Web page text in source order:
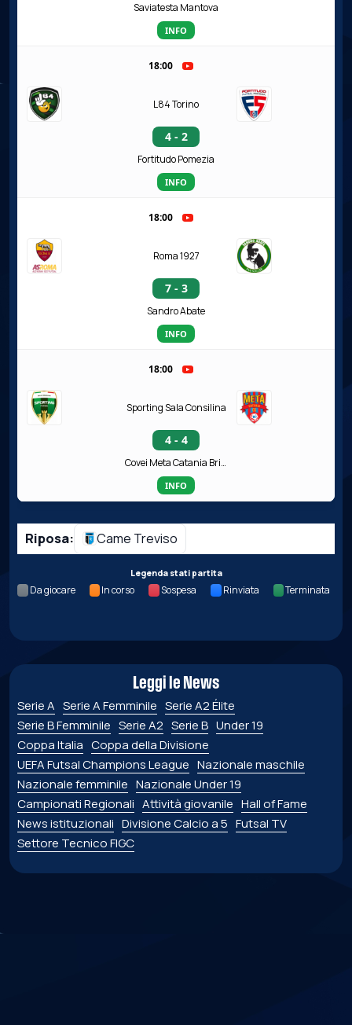
Saviatesta Mantova
INFO
18:00
L84 Torino
4 - 2
Fortitudo Pomezia
INFO
18:00
Roma 1927
7 - 3
Sandro Abate
INFO
18:00
Sporting Sala Consilina
4 - 4
Covei Meta Catania Bricocity
INFO
Riposa: Came Treviso
Legenda stati partita
Da giocare In corso Sospesa Rinviata Terminata
Leggi le News
Serie A Serie A Femminile Serie A2 Élite
Serie B Femminile Serie A2 Serie B Under 19
Coppa Italia Coppa della Divisione
UEFA Futsal Champions League Nazionale maschile
Nazionale femminile Nazionale Under 19
Campionati Regionali Attività giovanile Hall of Fame
News istituzionali Divisione Calcio a 5 Futsal TV
Settore Tecnico FIGC